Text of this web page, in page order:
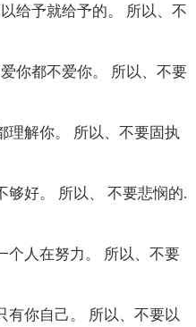
给予就给予的。 所以、不
你都不爱你。 所以、不要
理解你。 所以、不要固执
够好。 所以、 不要悲悯的.
个人在努力。 所以、不要
有你自己。 所以、不要以